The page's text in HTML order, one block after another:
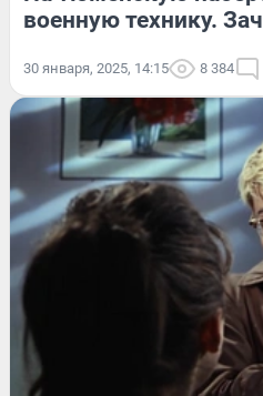
военную технику.
30 января, 2025, 14:15 8 384